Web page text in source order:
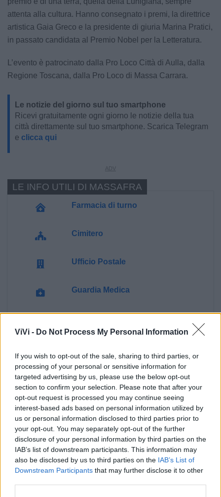
ViVi - Do Not Process My Personal Information
If you wish to opt-out of the sale, sharing to third parties, or
processing of your personal or sensitive information for
targeted advertising by us, please use the below opt-out
section to confirm your selection. Please note that after your
opt-out request is processed you may continue seeing
interest-based ads based on personal information utilized by
us or personal information disclosed to third parties prior to
your opt-out. You may separately opt-out of the further
disclosure of your personal information by third parties on the
IAB’s list of downstream participants. This information may
also be disclosed by us to third parties on the IAB’s List of
Downstream Participants that may further disclose it to other
attenta alla cultura. Hanno consegnato i premi, la direttrice
artistica Gaia Greco e la presidente di giuria Marina Pratici,
in passato candidata al Premio Nobel per la Letteratura.
L’evento è patrocinato dalla Pro Loco Città di Aulla, dalla
Regione Toscana, dalla Pro Loco di Massa Carrara.
Le notizie del giorno sul tuo smartphone
Ricevi gratuitamente ogni giorno le notizie della tua
città direttamente sul tuo smartphone. Scarica Telegram
e clicca qui
Farmacia di turno
Cimitero
Ufficio Postale
Guardia Medica
Pubblica illuminazione
LE INFO UTILI DI MASSAFRA